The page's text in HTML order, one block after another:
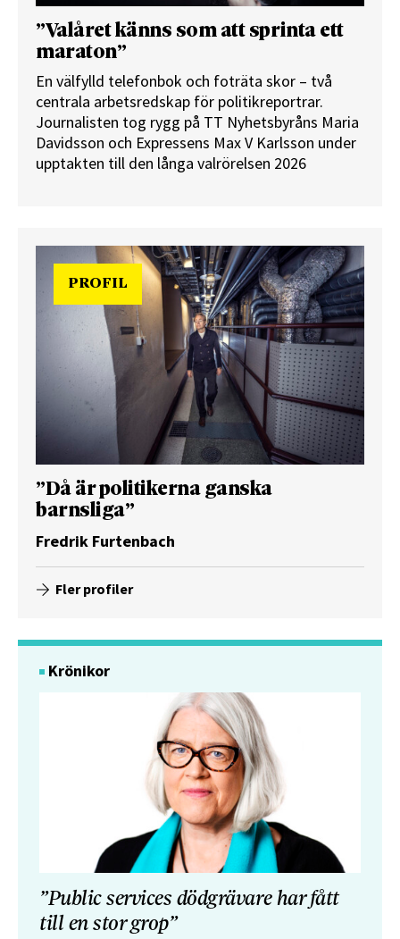
”Valåret känns som att sprinta ett
maraton”
En välfylld telefonbok och foträta skor – två
centrala arbetsredskap för politikreportrar.
Journalisten tog rygg på TT Nyhetsbyråns Maria
Davidsson och Expressens Max V Karlsson under
upptakten till den långa valrörelsen 2026
PROFIL
”Då är politikerna ganska
barnsliga”
Fredrik Furtenbach
Fler profiler
Krönikor
”Public services dödgrävare har fått
till en stor grop”